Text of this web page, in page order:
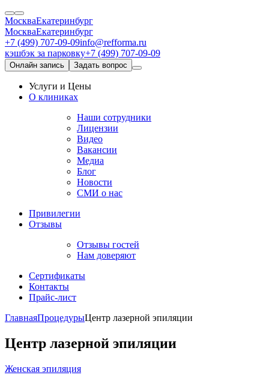
МоскваЕкатеринбург
МоскваЕкатеринбург
+7 (499) 707-09-09info@refforma.ru
кэшбэк за парковку+7 (499) 707-09-09
Онлайн запись Задать вопрос
Услуги и Цены
О клиниках
Наши сотрудники
Лицензии
Видео
Вакансии
Медиа
Блог
Новости
СМИ о нас
Привилегии
Отзывы
Отзывы гостей
Нам доверяют
Сертификаты
Контакты
Прайс-лист
ГлавнаяПроцедурыЦентр лазерной эпиляции
Центр лазерной эпиляции
Женская эпиляция